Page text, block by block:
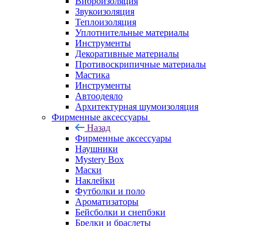
Звукоизоляция
Теплоизоляция
Уплотнительные материалы
Инструменты
Декоративные материалы
Противоскрипичные материалы
Мастика
Инструменты
Автоодеяло
Архитектурная шумоизоляция
Фирменные аксессуары
Назад
Фирменные аксессуары
Наушники
Mystery Box
Маски
Наклейки
Футболки и поло
Ароматизаторы
Бейсболки и снепбэки
Брелки и браслеты